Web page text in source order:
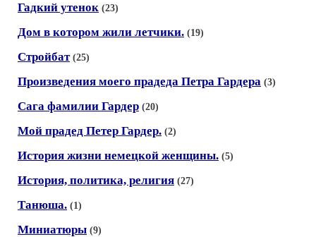
Гадкий утенок (23)
Дом в котором жили летчики. (19)
Стройбат (25)
Произведения моего прадеда Петра Гардера (3)
Сага фамилии Гардер (20)
Мой прадед Петер Гардер. (2)
История жизни немецкой женщины. (5)
История, политика, религия (27)
Танюша. (1)
Миниатюры (9)